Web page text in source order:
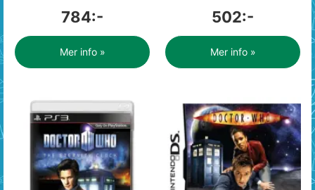
784:-
Mer info »
502:-
Mer info »